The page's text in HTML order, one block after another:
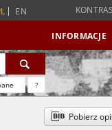
EN
INFORMACJE
?
Pobierz